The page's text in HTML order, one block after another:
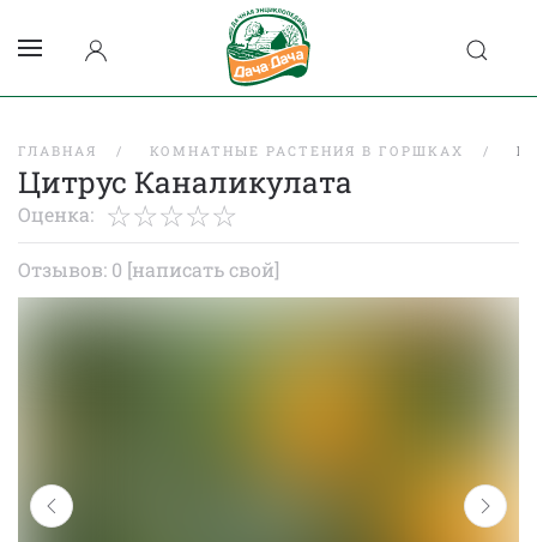
ГЛАВНАЯ КОМНАТНЫЕ РАСТЕНИЯ В ГОРШКАХ
Цитрус Каналикулата
Оценка:
Отзывов: 0 [написать свой]